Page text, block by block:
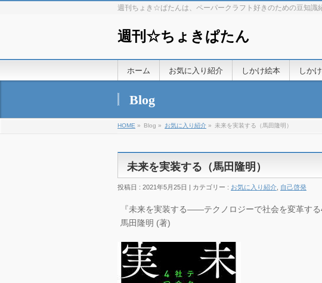
週刊ちょき☆ぱたんは、ペーパークラフト好きのための豆知識
週刊☆ちょきぱたん
ホーム お気に入り紹介 しかけ絵本 しか
Blog
HOME » Blog » お気に入り紹介 » 未来を実装する（馬田隆明）
未来を実装する（馬田隆明）
投稿日 : 2021年5月25日 | カテゴリー : お気に入り紹介 自己啓発
『未来を実装する――テクノロジーで社会を変革す
馬田隆明 (著)